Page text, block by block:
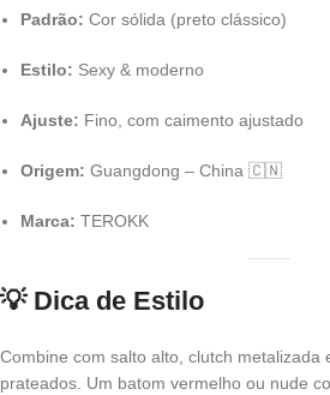
Padrão: Cor sólida (preto clássico)
Estilo: Sexy & moderno
Ajuste: Fino, com caimento ajustado
Origem: Guangdong – China 🇨🇳
Marca: TEROKK
💡 Dica de Estilo
Combine com salto alto, clutch metalizada
prateados. Um batom vermelho ou nude